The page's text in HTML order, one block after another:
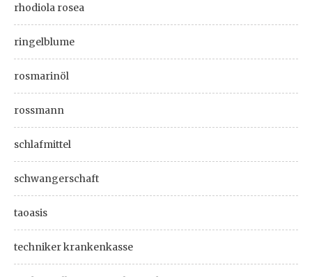
rhodiola rosea
ringelblume
rosmarinöl
rossmann
schlafmittel
schwangerschaft
taoasis
techniker krankenkasse